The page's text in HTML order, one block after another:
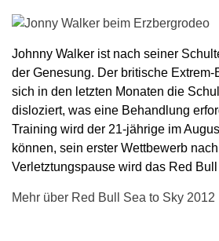
Johnny Walker ist nach seiner
der Genesung. Der britische
sich in den letzten Monaten die
disloziert, was eine Behandlung
Training wird der 21-jährige im
können, sein erster Wettbewerb
Verletztungspause wird das Red
Mehr über Red Bull Sea to Sky 2012